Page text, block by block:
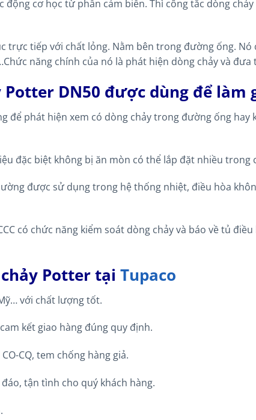
cơ học từ phần cảm biến. Thì công tắc dòng
trực tiếp với chất lỏng. Nằm bên trong đường ống.
năng chính của nó là phát hiện dòng chảy và
Potter DN50 được dùng để làm
để phát hiện xem có dòng chảy trong đường ống
đặc biệt không bị ăn mòn có thể lắp đặt nhiều trong
được sử dụng trong hệ thống nhiệt, điều hòa
có chức năng kiểm soát dòng chảy và báo về tủ
Potter tại Tupaco
với chất lượng tốt.
kết giao hàng đúng quy định.
CQ, tem chống hàng giả.
tận tình cho quý khách hàng.